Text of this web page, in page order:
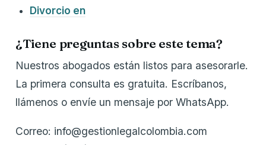
Divorcio en
¿Tiene preguntas sobre este tema?
Nuestros abogados están listos para asesorarle.
La primera consulta es gratuita. Escríbanos,
llámenos o envíe un mensaje por WhatsApp.
Correo: info@gestionlegalcolombia.com